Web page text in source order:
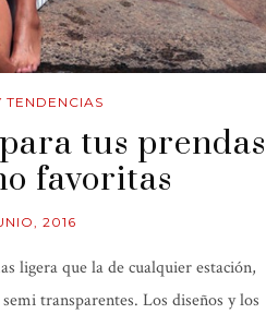
TENDENCIAS
tus prendas
favoritas
2016
ligera que la de cualquier estación,
transparentes. Los diseños y los